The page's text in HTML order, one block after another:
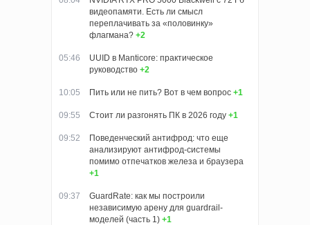
видеопамяти. Есть ли смысл
переплачивать за «половинку»
флагмана? +2
05:46
UUID в Manticore: практическое
руководство +2
10:05 Пить или не пить? Вот в чем вопрос +1
09:55 Стоит ли разгонять ПК в 2026 году +1
09:52
Поведенческий антифрод: что еще
анализируют антифрод-системы
помимо отпечатков железа и браузера
+1
09:37
GuardRate: как мы построили
независимую арену для guardrail-
моделей (часть 1) +1